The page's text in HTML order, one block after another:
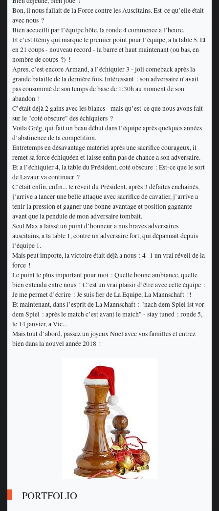
Bon, il nous fallait de la Force contre les Auscitains. Est-ce qu’elle était
avec nous ?
Bien accueilli par l’équipe hôte, la ronde 4 commence a l’heure.
Et c’est Rémy qui marque le premier point pour l’équipe, a la table 5. Et
en 21 coups - nouveau record - la barre et haut maintenant (ou bas, en
nombre de coups ?) !
Apres, c’est encore Armand, a l’échiquier 3 - joli comeback après la
grande bataille de la dernière fois. Intéressant : son adversaire n’avait
pas consommé de son temps de base de 1:30h au moment de son
abandon !
C’était déjà 2 gains avec les blancs - mais qu’est-ce que nous avons fait
sur le "coté obscure" des échiquiers ?
Voila Grég, qui fait un beau début dans l’équipe après quelques années
d’abstinence de la compétition.
Entretemps en désavantage matériel après une sacrifice courageux, il
remet sa force échiquéen et laisse enfin pas de chance a son adversaire.
Et a l’échiquier 4, la table du Président, coté obscure : Est-ce que le sort
de Lavaur va continuer ?
C’était enfin, enfin... le réveil du Président, après 3 défaites enchainés,
j’arrive a lancer une belle attaque avec sacrifice de cavalier, j’arrive a
tenir la pression et gagner une bonne avantage et position gagnante -
avant que la pendule de mon adversaire tombait.
Seul Max a laissé un point d’honneur a nos braves adversaires
auscitains, a la table 1, contre un adversaire fort, qui dépannait depuis
l’équipe 1.
Mais peut importe, la victoire était déjà a nous : 4 -1 un vrai réveil de la
force !
Le point le plus important pour moi : Quelle bonne ambiance, quelle
bien entendu entre nous ! C’est un vrai plaisir d’être avec cette équipe :
Je me permet d’écrire : Je suis fier de La Equipe, La Mannschaft !!
Et maintenant, dans l’esprit de La Mannschaft : "nach dem Spiel ist vor
dem Spiel : après le match c’est avant le match" - stay tuned : ronde 5,
le 14 janvier, a Vic...
Mais tout d’abord, passez un joyeux Noel avec vos familles et entrez
bien dans la nouvel année 2018 !
PORTFOLIO